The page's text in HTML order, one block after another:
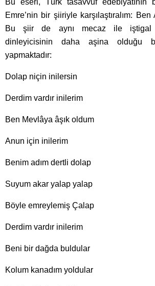
Emre’nin bir şiiriyle karşılaştıralım:
Bu şiir de aynı mecaz ile iştigal
dinleyicisinin daha aşina
yapmaktadır:
Dolap niçin inilersin
Derdim vardır inilerim
Ben Mevlâya âşık oldum
Anun için inilerim
Benim adım dertli dolap
Suyum akar yalap yalap
Böyle emreylemiş Çalap
Derdim vardır inilerim
Beni bir dağda buldular
Kolum kanadım yoldular